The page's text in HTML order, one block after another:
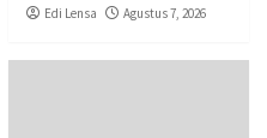
Edi Lensa Agustus 7, 2026